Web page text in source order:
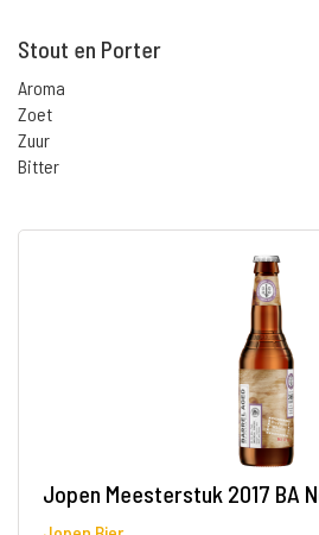
Stout en Porter
Aroma
Zoet
Zuur
Bitter
Jopen Meesterstuk 2017 BA